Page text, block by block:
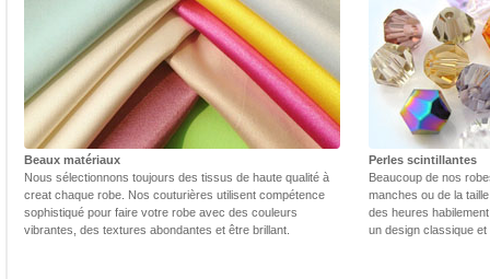
Beaux matériaux
Nous sélectionnons toujours des tissus de haute qualité à
creat chaque robe. Nos couturières utilisent compétence
sophistiqué pour faire votre robe avec des couleurs
vibrantes, des textures abondantes et être brillant.
Perles scintillantes
Beaucoup de nos
manches ou de la
des heures
un design classique